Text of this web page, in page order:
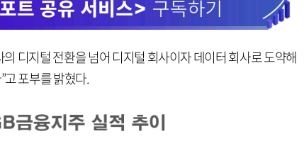
디지털 전환을 넘어 디지털 회사이자 데이터 회사로 도약해
포부를 밝혔다.